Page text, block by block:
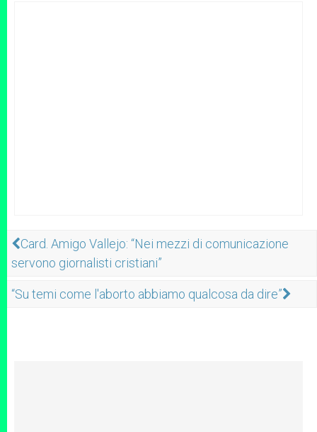
Card. Amigo Vallejo: “Nei mezzi di comunicazione
servono giornalisti cristiani”
“Su temi come l'aborto abbiamo qualcosa da dire”